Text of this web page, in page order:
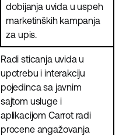
dobijanja uvida u uspeh
marketinških kampanja
za upis.
Radi sticanja uvida u
upotrebu i interakciju
pojedinca sa javnim
sajtom usluge i
aplikacijom Carrot radi
procene angažovanja